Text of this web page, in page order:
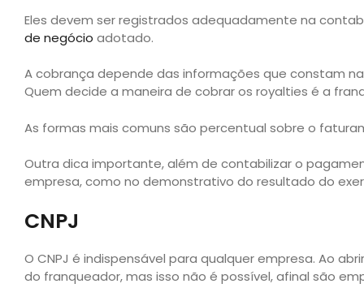
Eles devem ser registrados adequadamente na
de negócio adotado.
A cobrança depende das informações que constam
Quem decide a maneira de cobrar os royalties é a
As formas mais comuns são percentual sobre o
Outra dica importante, além de contabilizar o
empresa, como no demonstrativo do resultado do
CNPJ
O CNPJ é indispensável para qualquer empresa. Ao
do franqueador, mas isso não é possível, afinal são